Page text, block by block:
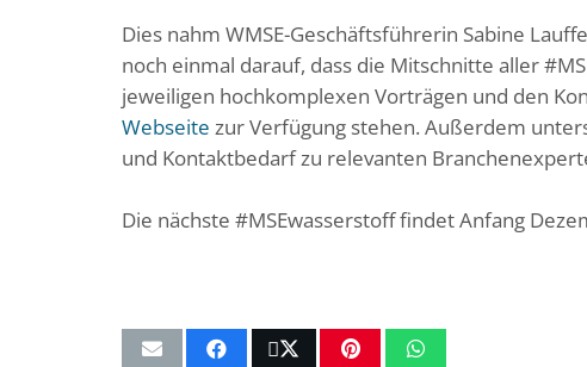
Dies nahm WMSE-Geschäftsführerin Sabine
noch einmal darauf, dass die Mitschnitte aller
jeweiligen hochkomplexen Vorträgen und den
Webseite zur Verfügung stehen. Außerdem
und Kontaktbedarf zu relevanten
Die nächste #MSEwasserstoff findet Anfang